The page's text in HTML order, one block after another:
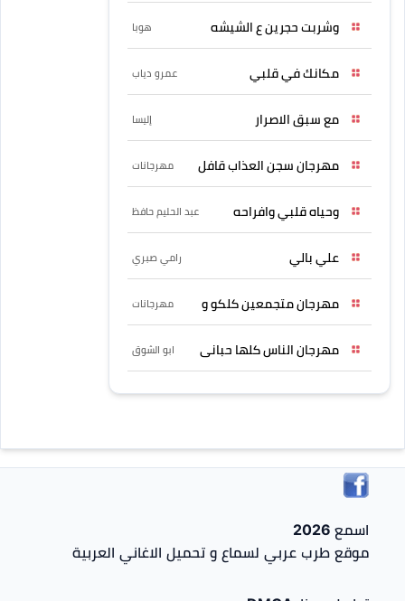
وشربت حجرين ع الشيشه هوبا
مكانك في قلبي عمرو دياب
مع سبق الاصرار إليسا
مهرجان سجن العذاب قافل مهرجانات
وحياه قلبي وافراحه عبد الحليم حافظ
علي بالي رامي صبري
مهرجان متجمعين كلكو و مهرجانات
مهرجان الناس كلها حبانى ابو الشوق
اسمع 2026
موقع طرب عربي لسماع و تحميل الاغاني العربية